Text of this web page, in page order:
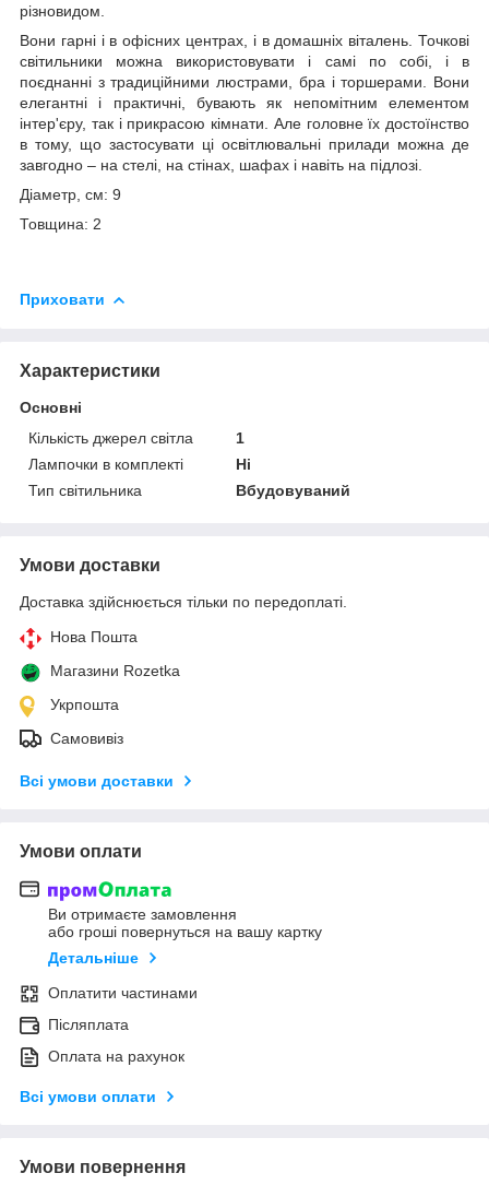
різновидом.
Вони гарні і в офісних центрах, і в домашніх віталень. Точкові
світильники можна використовувати і самі по собі, і в
поєднанні з традиційними люстрами, бра і торшерами. Вони
елегантні і практичні, бувають як непомітним елементом
інтер'єру, так і прикрасою кімнати. Але головне їх достоїнство
в тому, що застосувати ці освітлювальні прилади можна де
завгодно – на стелі, на стінах, шафах і навіть на підлозі.
Діаметр, см: 9
Товщина: 2
Приховати
Характеристики
Основні
Кількість джерел світла
1
Лампочки в комплекті
Ні
Тип світильника
Вбудовуваний
Умови доставки
Доставка здійснюється тільки по передоплаті.
Нова Пошта
Магазини Rozetka
Укрпошта
Самовивіз
Всі умови доставки
Умови оплати
Ви отримаєте замовлення
або гроші повернуться на вашу картку
Детальніше
Оплатити частинами
Післяплата
Оплата на рахунок
Всі умови оплати
Умови повернення